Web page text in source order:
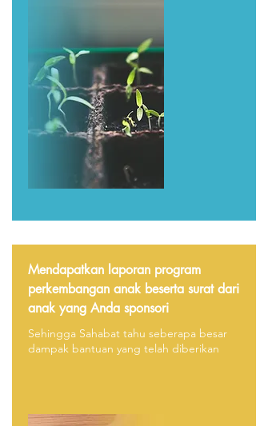
Mendapatkan laporan program
perkembangan anak beserta surat dari
anak yang Anda sponsori
Sehingga Sahabat tahu seberapa besar
dampak bantuan yang telah diberikan